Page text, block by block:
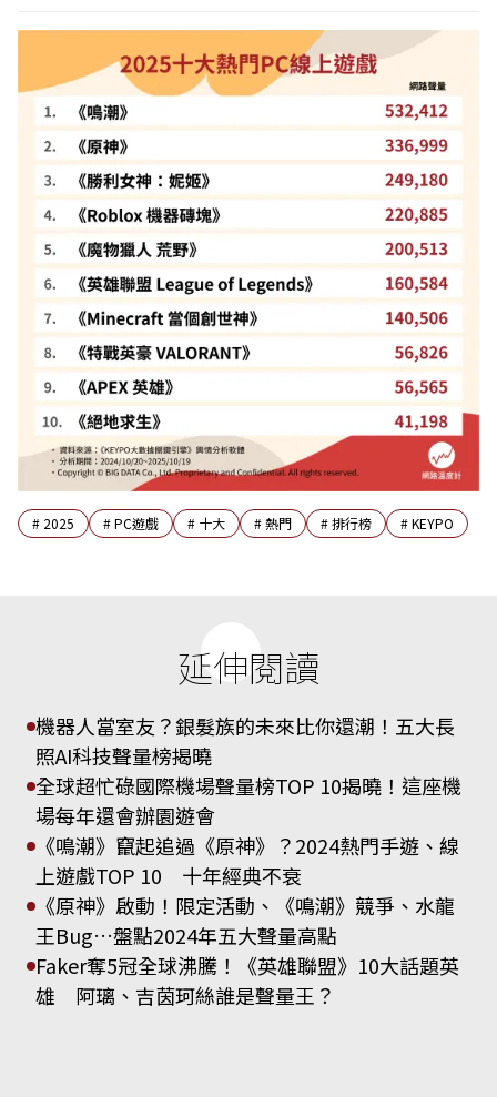
# 2025 #PC遊戲 # 十大 #熱門 #排行榜 #KEYPO
延伸閱讀
機器人當室友？銀髮族的未來比你還潮！五大長
照AI科技聲量榜揭曉
全球超忙碌國際機場聲量榜TOP 10揭曉！這座機
場每年還會辦園遊會
《鳴潮》竄起追過《原神》？2024熱門手遊、線
上遊戲TOP 10 十年經典不衰
《原神》啟動！限定活動、《鳴潮》競爭、水龍
王Bug…盤點2024年五大聲量高點
Faker奪5冠全球沸騰！《英雄聯盟》10大話題英
雄 阿璃、吉茵珂絲誰是聲量王？